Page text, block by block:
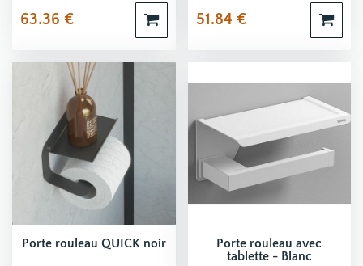
63.36 € 51.84 €
Porte rouleau QUICK noir
Porte rouleau avec
tablette - Blanc